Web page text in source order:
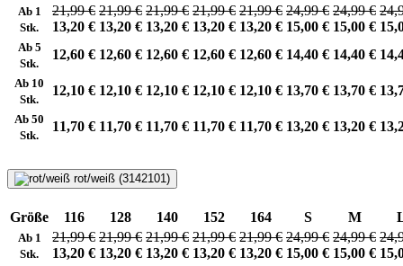
Ab 1
Stk.
21,99 €
13,20 €
21,99 €
13,20 €
21,99 €
13,20 €
21,99 €
13,20 €
21,99 €
13,20 €
24,99 €
15,00 €
24,99 €
15,00 €
Ab 5
Stk.
12,60 € 12,60 € 12,60 € 12,60 € 12,60 € 14,40 € 14,40 €
Ab 10
Stk.
12,10 € 12,10 € 12,10 € 12,10 € 12,10 € 13,70 € 13,70 €
Ab 50
Stk.
11,70 € 11,70 € 11,70 € 11,70 € 11,70 € 13,20 € 13,20 €
rot/weiß (3142101)
Größe 116 128 140 152 164 S M
Ab 1
Stk.
21,99 €
13,20 €
21,99 €
13,20 €
21,99 €
13,20 €
21,99 €
13,20 €
21,99 €
13,20 €
24,99 €
15,00 €
24,99 €
15,00 €